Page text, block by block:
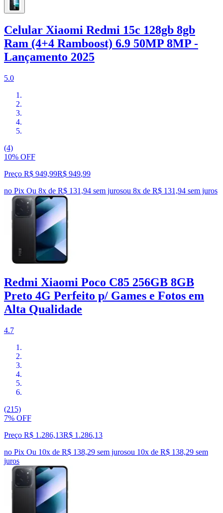
Celular Xiaomi Redmi 15c 128gb 8gb
Ram (4+4 Ramboost) 6.9 50MP 8MP -
Lançamento 2025
5.0
(4)
10% OFF
Preço R$ 949,99R$ 949,99
no Pix Ou 8x de R$ 131,94 sem jurosou 8x de R$ 131,94 sem juros
Redmi Xiaomi Poco C85 256GB 8GB
Preto 4G Perfeito p/ Games e Fotos em
Alta Qualidade
4.7
(215)
7% OFF
Preço R$ 1.286,13R$ 1.286,13
no Pix Ou 10x de R$ 138,29 sem jurosou 10x de R$ 138,29 sem
juros